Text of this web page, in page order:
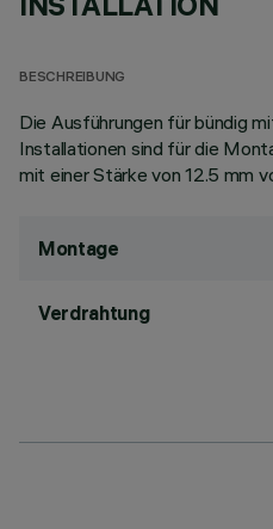
BESCHREIBUNG
Die Ausführungen für bündig
Installationen sind für die
mit einer Stärke von 12.5 mm
Montage
Verdrahtung